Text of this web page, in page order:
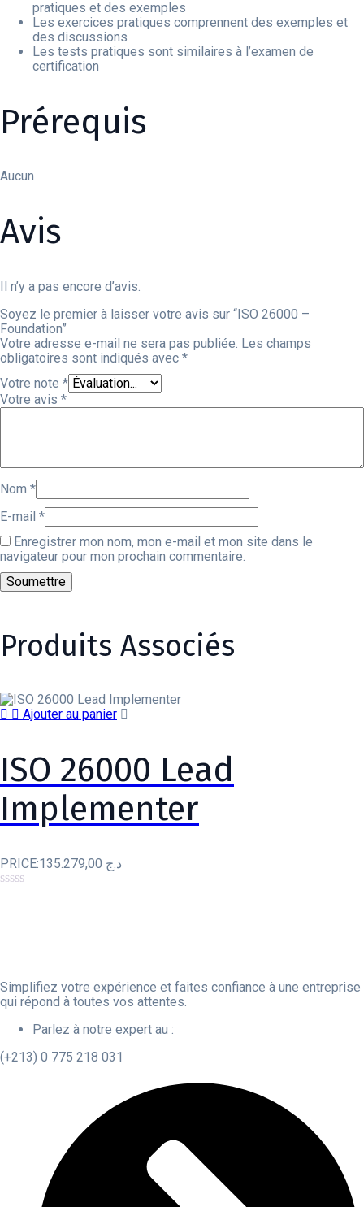
pratiques et des exemples
Les exercices pratiques comprennent des exemples et
des discussions
Les tests pratiques sont similaires à l’examen de
certification
Prérequis
Aucun
Avis
Il n’y a pas encore d’avis.
Soyez le premier à laisser votre avis sur “ISO 26000 –
Foundation”
Votre adresse e-mail ne sera pas publiée. Les champs
obligatoires sont indiqués avec *
Votre note *
Votre avis *
Nom *
E-mail *
Enregistrer mon nom, mon e-mail et mon site dans le
navigateur pour mon prochain commentaire.
Produits Associés
Ajouter au panier
ISO 26000 Lead
Implementer
PRICE: د.ج
Simplifiez votre expérience et faites confiance à une entreprise
qui répond à toutes vos attentes.
Parlez à notre expert au :
(+213) 0 775 218 031